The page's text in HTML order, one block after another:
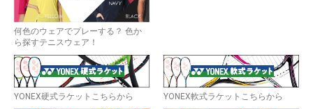
何色のウェアでプレーする？ 色か
ら探すテニスウェア！
YONEX硬式ラケットこちらから YONEX軟式ラケットこちらから